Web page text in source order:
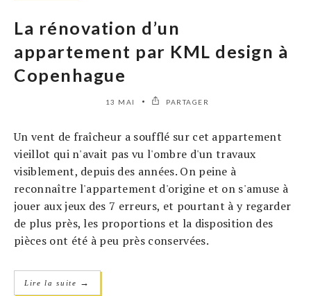
La rénovation d’un
appartement par KML design à
Copenhague
13 MAI PARTAGER
Un vent de fraîcheur a soufflé sur cet appartement
vieillot qui n'avait pas vu l'ombre d'un travaux
visiblement, depuis des années. On peine à
reconnaître l'appartement d'origine et on s'amuse à
jouer aux jeux des 7 erreurs, et pourtant à y regarder
de plus près, les proportions et la disposition des
pièces ont été à peu près conservées.
Lire la suite →